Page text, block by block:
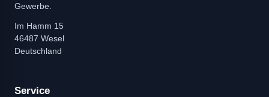
Gewerbe.
Im Hamm 15
46487 Wesel
Deutschland
Service